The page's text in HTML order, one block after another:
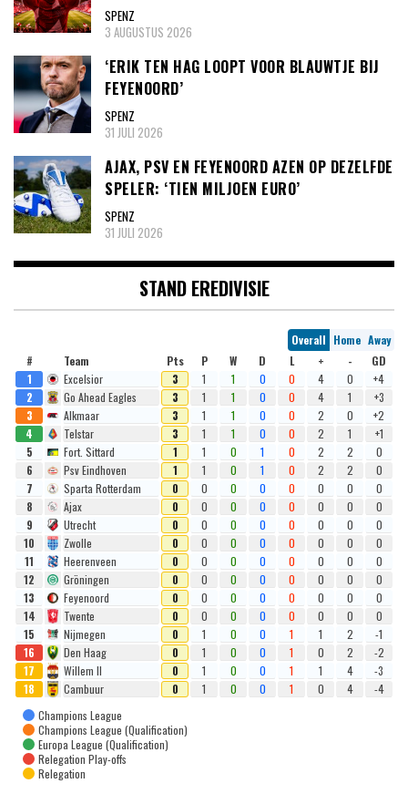
SPENZ
3 AUGUSTUS 2026
‘ERIK TEN HAG LOOPT VOOR BLAUWTJE BIJ
FEYENOORD’
SPENZ
31 JULI 2026
AJAX, PSV EN FEYENOORD AZEN OP DEZELFDE
SPELER: ‘TIEN MILJOEN EURO’
SPENZ
31 JULI 2026
STAND EREDIVISIE
Overall Home Away
#
Team Pts P W D L + -
GD
1
Excelsior 3 1 1 0 0 4 0
+4
2
Go Ahead Eagles 3 1 1 0 0 4 1
+3
3
Alkmaar 3 1 1 0 0 2 0
+2
4
Telstar 3 1 1 0 0 2 1
+1
5
Fort. Sittard 1 1 0 1 0 2 2
0
6
Psv Eindhoven 1 1 0 1 0 2 2
0
7
Sparta Rotterdam 0 0 0 0 0 0 0
0
8
Ajax 0 0 0 0 0 0 0
0
9
Utrecht 0 0 0 0 0 0 0
0
10
Zwolle 0 0 0 0 0 0 0
0
11
Heerenveen 0 0 0 0 0 0 0
0
12
Gröningen 0 0 0 0 0 0 0
0
13
Feyenoord 0 0 0 0 0 0 0
0
14
Twente 0 0 0 0 0 0 0
0
15
Nijmegen 0 1 0 0 1 1 2
-1
16
Den Haag 0 1 0 0 1 0 2
-2
17
Willem II 0 1 0 0 1 1 4
-3
18
Cambuur 0 1 0 0 1 0 4
-4
Champions League
Champions League (Qualification)
Europa League (Qualification)
Relegation Play-offs
Relegation